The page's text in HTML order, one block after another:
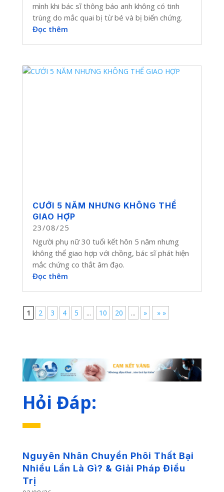
mình khi bác sĩ thông báo anh không có tinh
trùng do mắc quai bị từ bé và bị biến chứng.
Đọc thêm
CƯỚI 5 NĂM NHƯNG KHÔNG THỂ
GIAO HỢP
23/08/25
Người phụ nữ 30 tuổi kết hôn 5 năm nhưng
không thể giao hợp với chồng, bác sĩ phát hiện
mắc chứng co thắt âm đạo.
Đọc thêm
1 2 3 4 5 ... 10 20 ... » » »
Hỏi Đáp:
Nguyên Nhân Chuyển Phôi Thất Bại
Nhiều Lần Là Gì? & Giải Pháp Điều
Trị